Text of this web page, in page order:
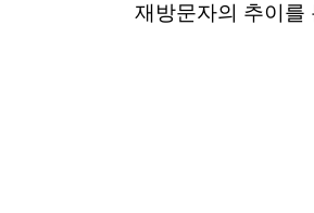
재방문자의 추이를